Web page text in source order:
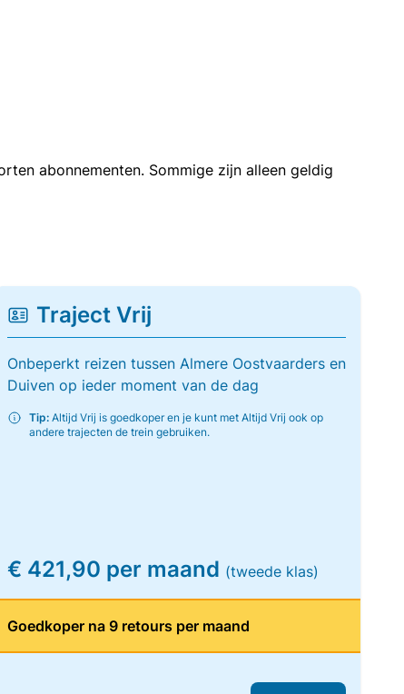
abonnementen. Sommige zijn alleen geldig
Traject Vrij
Onbeperkt reizen tussen Almere Oostvaarders en
Duiven op ieder moment van de dag
Tip:Altijd Vrij is goedkoper en je kunt met Altijd Vrij ook op
andere trajecten de trein gebruiken.
€ 421,90 per maand (tweede klas)
Goedkoper na 9 retours per maand